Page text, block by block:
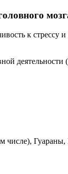
мозга
к стрессу
числе),